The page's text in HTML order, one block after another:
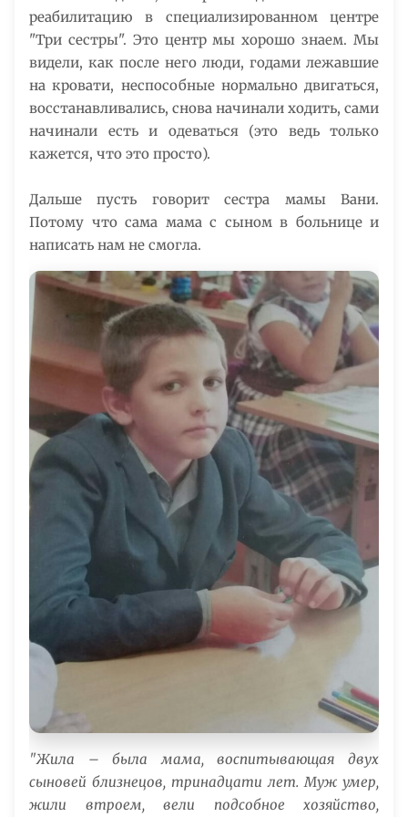
реабилитацию в специализированном центре
"Три сестры". Это центр мы хорошо знаем. Мы
видели, как после него люди, годами лежавшие
на кровати, неспособные нормально двигаться,
восстанавливались, снова начинали ходить, сами
начинали есть и одеваться (это ведь только
кажется, что это просто).
Дальше пусть говорит сестра мамы Вани.
Потому что сама мама с сыном в больнице и
написать нам не смогла.
"Жила – была мама, воспитывающая двух
сыновей близнецов, тринадцати лет. Муж умер,
жили втроем, вели подсобное хозяйство,